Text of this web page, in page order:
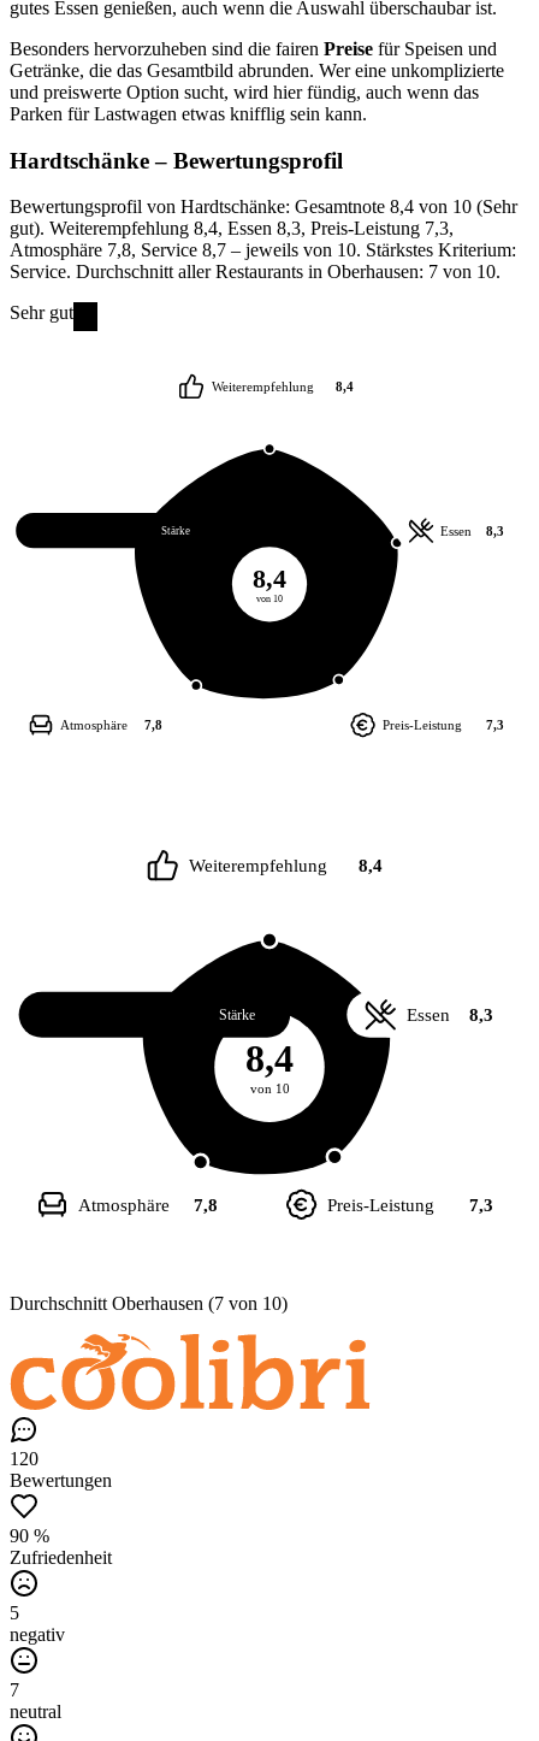
gutes Essen genießen, auch wenn die Auswahl überschaubar ist.
Besonders hervorzuheben sind die fairen Preise für Speisen und
Getränke, die das Gesamtbild abrunden. Wer eine unkomplizierte
und preiswerte Option sucht, wird hier fündig, auch wenn das
Parken für Lastwagen etwas knifflig sein kann.
Hardtschänke– Bewertungsprofil
Bewertungsprofil von Hardtschänke: Gesamtnote 8,4 von 10 (Sehr
gut). Weiterempfehlung 8,4, Essen 8,3, Preis-Leistung 7,3,
Atmosphäre 7,8, Service 8,7 – jeweils von 10. Stärkstes Kriterium:
Service. Durchschnitt aller Restaurants in Oberhausen: 7 von 10.
Sehr gut
8,4
von 10
Weiterempfehlung 8,4
Essen 8,3
Preis-Leistung 7,3
Atmosphäre 7,8
Stärke
8,4
von 10
Weiterempfehlung 8,4
Essen 8,3
Preis-Leistung 7,3
Atmosphäre 7,8
Stärke
Durchschnitt Oberhausen (7 von 10)
120
Bewertungen
90 %
Zufriedenheit
5
negativ
7
neutral